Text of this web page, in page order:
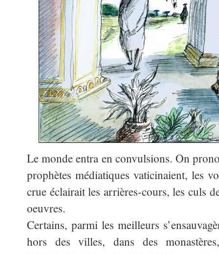
Le monde entra en convulsions. On
prophètes médiatiques vaticinaient, les
crue éclairait les arrières-cours, les culs
oeuvres.
Certains, parmi les meilleurs
hors des villes, dans des